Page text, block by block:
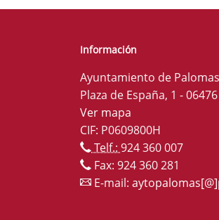
Información
Ayuntamiento de Palomas
Plaza de España, 1 -
Ver mapa
CIF: P0609800H
Telf.: 924 360 007
Fax: 924 360 281
E-mail: